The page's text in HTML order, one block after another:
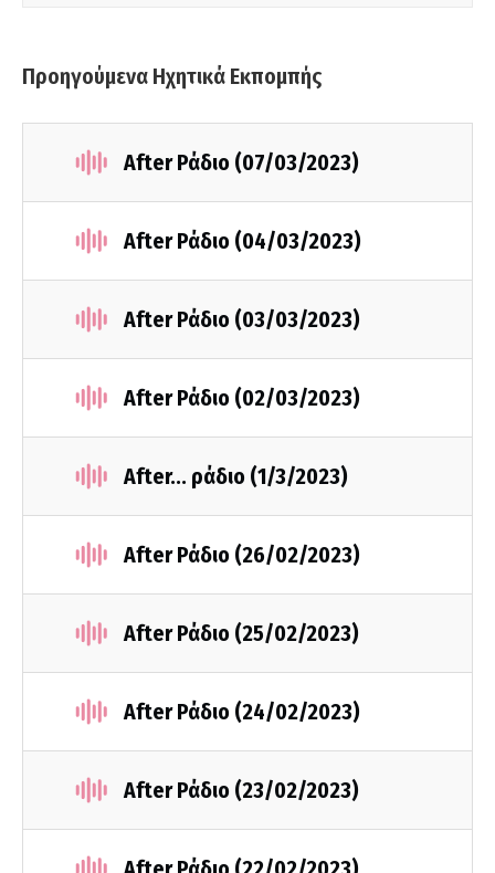
Προηγούμενα Ηχητικά Εκπομπής
After Ράδιο (07/03/2023)
After Ράδιο (04/03/2023)
After Ράδιο (03/03/2023)
After Ράδιο (02/03/2023)
After... ράδιο (1/3/2023)
After Ράδιο (26/02/2023)
After Ράδιο (25/02/2023)
After Ράδιο (24/02/2023)
After Ράδιο (23/02/2023)